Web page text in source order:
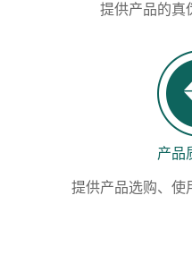
提供产品的真
产品
提供产品选购、使